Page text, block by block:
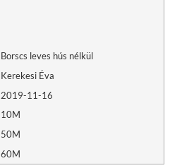
Borscs leves hús nélkül
Kerekesi Éva
2019-11-16
10M
50M
60M